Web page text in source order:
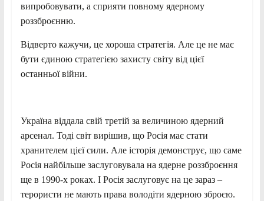
випробовувати, а сприяти повному ядерному
роззброєнню.
Відверто кажучи, це хороша стратегія. Але це не має
бути єдиною стратегією захисту світу від цієї
останньої війни.
Україна віддала свій третій за величиною ядерний
арсенал. Тоді світ вирішив, що Росія має стати
хранителем цієї сили. Але історія демонструє, що саме
Росія найбільше заслуговувала на ядерне роззброєння
ще в 1990-х роках. І Росія заслуговує на це зараз –
терористи не мають права володіти ядерною зброєю.